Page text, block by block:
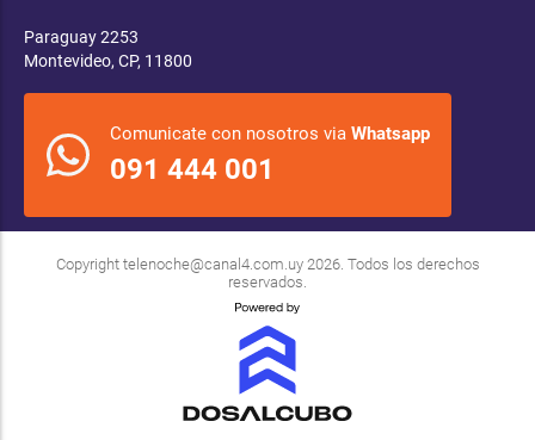
Paraguay 2253
Montevideo, CP, 11800
Comunicate con nosotros via Whatsapp
091 444 001
Copyright telenoche@canal4.com.uy2026. Todos los derechos
reservados.